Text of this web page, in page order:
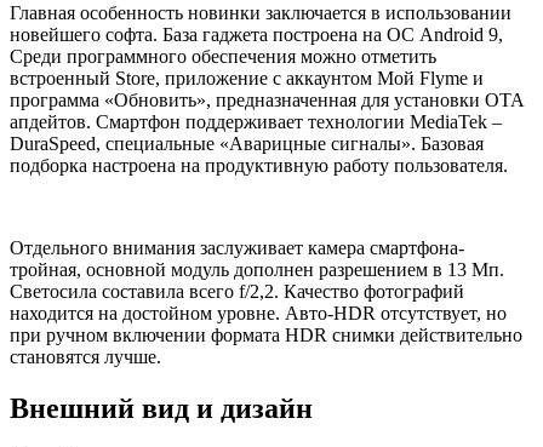
Главная особенность новинки заключается в использовании
новейшего софта. База гаджета построена на ОС Android 9,
Среди программного обеспечения можно отметить
встроенный Store, приложение с аккаунтом Мой Flyme и
программа «Обновить», предназначенная для установки ОТА
апдейтов. Смартфон поддерживает технологии MediaTek –
DuraSpeed, специальные «Аварицные сигналы». Базовая
подборка настроена на продуктивную работу пользователя.
Отдельного внимания заслуживает камера смартфона-
тройная, основной модуль дополнен разрешением в 13 Мп.
Светосила составила всего f/2,2. Качество фотографий
находится на достойном уровне. Авто-HDR отсутствует, но
при ручном включении формата HDR снимки действительно
становятся лучше.
Внешний вид и дизайн